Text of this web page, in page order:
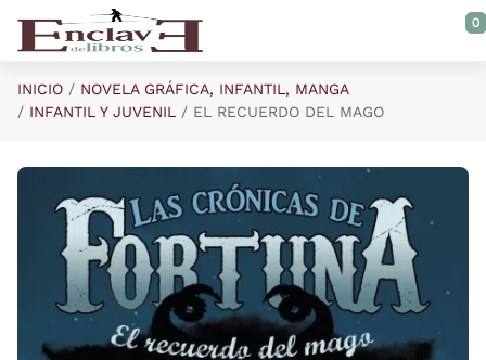
Saltar al contenido principal
0
INICIO
NOVELA GRÁFICA, INFANTIL, MANGA
INFANTIL Y JUVENIL
EL RECUERDO DEL MAGO